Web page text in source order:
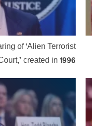
of ‘Alien Terrorist
created in 1996